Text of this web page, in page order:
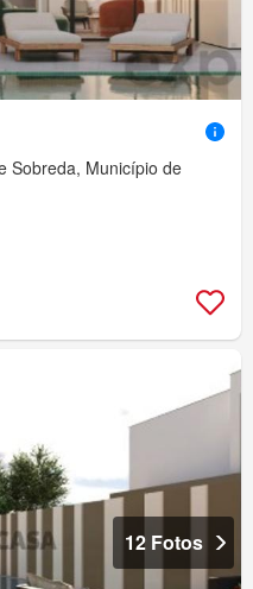
Sobreda, Município de
12 Fotos